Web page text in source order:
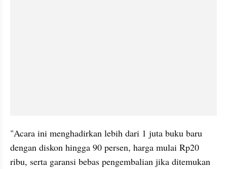
"Acara ini menghadirkan lebih dari 1 juta buku baru
dengan diskon hingga 90 persen, harga mulai Rp20
ribu, serta garansi bebas pengembalian jika ditemukan